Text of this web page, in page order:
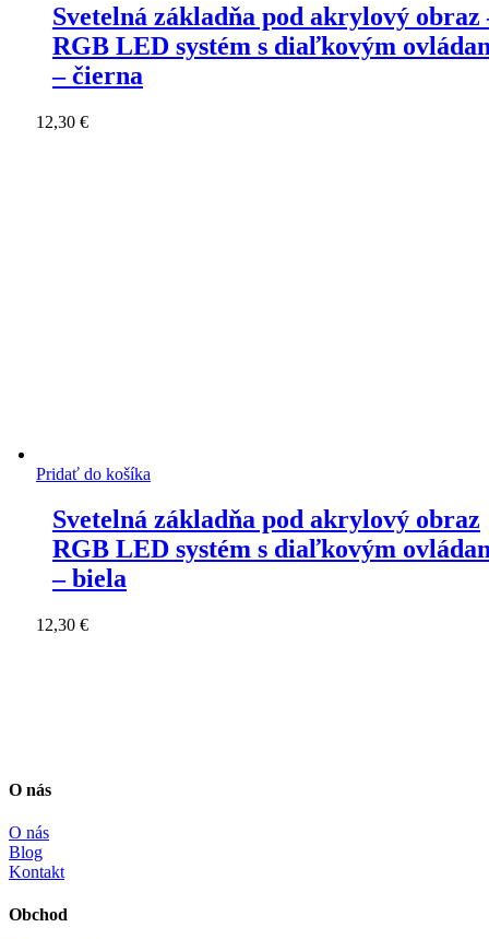
Svetelná základňa pod akrylový obraz
RGB LED systém s diaľkovým
– čierna
12,30 €
Pridať do košíka
Svetelná základňa pod akrylový obraz
RGB LED systém s diaľkovým
– biela
12,30 €
O nás
O nás
Blog
Kontakt
Obchod